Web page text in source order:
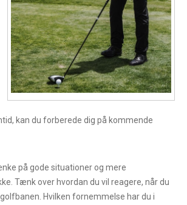
kan du forberede dig på kommende
på gode situationer og mere
Tænk over hvordan du vil reagere, når du
Hvilken fornemmelse har du i